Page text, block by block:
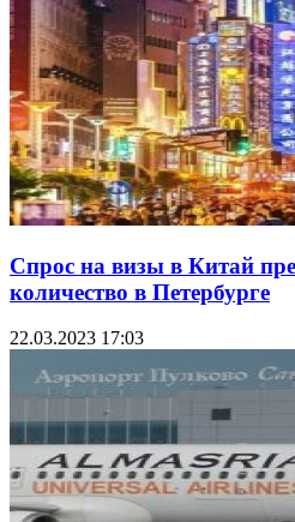
Спрос на визы в Китай
количество в Петербурге
22.03.2023 17:03